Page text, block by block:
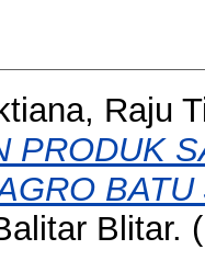
Raju
PRODUK
Blitar.